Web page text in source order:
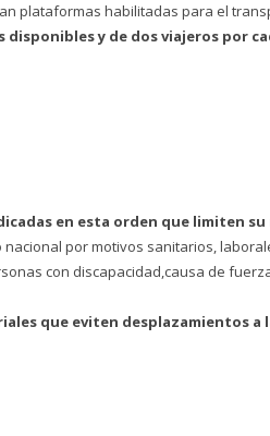
plataformas habilitadas para el
disponiblesy de dos viajeros por
en esta orden que limiten
por motivos sanitarios,
con discapacidad,causa de
que eviten desplazamientos a